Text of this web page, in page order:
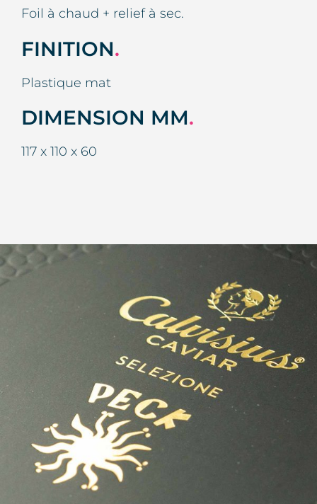
Foil à chaud + relief à sec.
FINITION.
Plastique mat
DIMENSION MM.
117 x 110 x 60